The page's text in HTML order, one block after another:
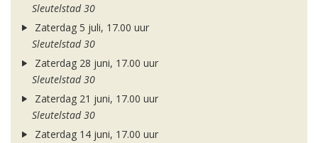
Sleutelstad 30
Zaterdag 5 juli, 17.00 uur
Sleutelstad 30
Zaterdag 28 juni, 17.00 uur
Sleutelstad 30
Zaterdag 21 juni, 17.00 uur
Sleutelstad 30
Zaterdag 14 juni, 17.00 uur